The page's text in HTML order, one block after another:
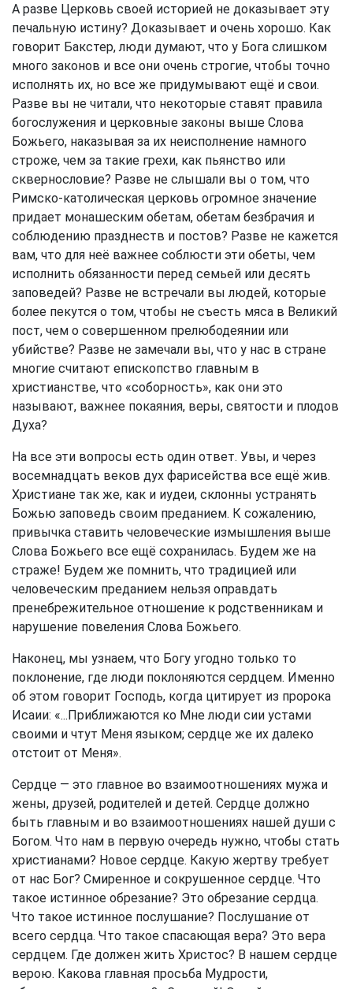
А разве Церковь своей историей не доказывает эту
печальную истину? Доказывает и очень хорошо. Как
говорит Бакстер, люди думают, что у Бога слишком
много законов и все они очень строгие, чтобы точно
исполнять их, но все же придумывают ещё и свои.
Разве вы не читали, что некоторые ставят правила
богослужения и церковные законы выше Слова
Божьего, наказывая за их неисполнение намного
строже, чем за такие грехи, как пьянство или
сквернословие? Разве не слышали вы о том, что
Римско-католическая церковь огромное значение
придает монашеским обетам, обетам безбрачия и
соблюдению празднеств и постов? Разве не кажется
вам, что для неё важнее соблюсти эти обеты, чем
исполнить обязанности перед семьей или десять
заповедей? Разве не встречали вы людей, которые
более пекутся о том, чтобы не съесть мяса в Великий
пост, чем о совершенном прелюбодеянии или
убийстве? Разве не замечали вы, что у нас в стране
многие считают епископство главным в
христианстве, что «соборность», как они это
называют, важнее покаяния, веры, святости и плодов
Духа?
На все эти вопросы есть один ответ. Увы, и через
восемнадцать веков дух фарисейства все ещё жив.
Христиане так же, как и иудеи, склонны устранять
Божью заповедь своим преданием. К сожалению,
привычка ставить человеческие измышления выше
Слова Божьего все ещё сохранилась. Будем же на
страже! Будем же помнить, что традицией или
человеческим преданием нельзя оправдать
пренебрежительное отношение к родственникам и
нарушение повеления Слова Божьего.
Наконец, мы узнаем, что Богу угодно только то
поклонение, где люди поклоняются сердцем. Именно
об этом говорит Господь, когда цитирует из пророка
Исаии: «...Приближаются ко Мне люди сии устами
своими и чтут Меня языком; сердце же их далеко
отстоит от Меня».
Сердце — это главное во взаимоотношениях мужа и
жены, друзей, родителей и детей. Сердце должно
быть главным и во взаимоотношениях нашей души с
Богом. Что нам в первую очередь нужно, чтобы стать
христианами? Новое сердце. Какую жертву требует
от нас Бог? Смиренное и сокрушенное сердце. Что
такое истинное обрезание? Это обрезание сердца.
Что такое истинное послушание? Послушание от
всего сердца. Что такое спасающая вера? Это вера
сердцем. Где должен жить Христос? В нашем сердце
верою. Какова главная просьба Мудрости,